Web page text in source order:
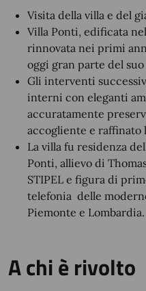
Visita della villa e del
Villa Ponti, edificata
rinnovata nei primi
oggi gran parte del
Gli interventi
interni con eleganti
accuratamente
accogliente e raffinato
La villa fu residenza
Ponti, allievo di
STIPEL e figura di
telefonia delle
Piemonte e Lombardia.
A chi è rivolto